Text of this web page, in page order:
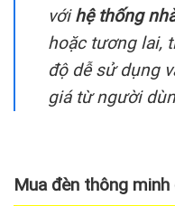
vớihệ thống
hoặc tương lai,
độ dễ sử dụng
giá từ người
Mua đèn thông